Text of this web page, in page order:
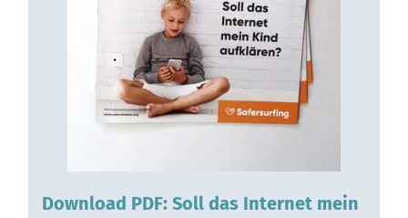
Download PDF: Soll das Internet mein